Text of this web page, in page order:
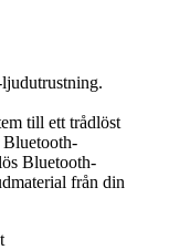
till ett trådlöst
Bluetooth-
Bluetooth-
från din